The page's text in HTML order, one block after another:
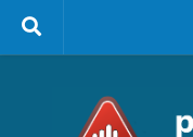
Zum Inhalt springen